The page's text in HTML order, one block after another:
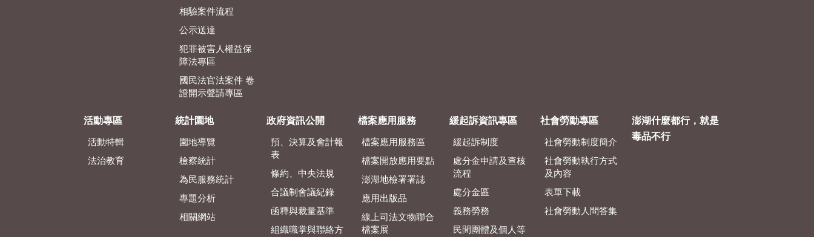
相驗案件流程
公示送達
犯罪被害人權益保
障法專區
國民法官法案件 卷
證開示聲請專區
活動專區
活動特輯
法治教育
統計園地
園地導覽
檢察統計
為民服務統計
專題分析
相關網站
政府資訊公開
預、決算及會計報
表
條約、中央法規
合議制會議紀錄
函釋與裁量基準
組織職掌與聯絡方
檔案應用服務
檔案應用服務區
檔案開放應用要點
澎湖地檢署署誌
應用出版品
線上司法文物聯合
檔案展
緩起訴資訊專區
緩起訴制度
處分金申請及查核
流程
處分金區
義務勞務
民間團體及個人等
社會勞動專區
社會勞動制度簡介
社會勞動執行方式
及內容
表單下載
社會勞動人問答集
澎湖什麼都行，就是
毒品不行